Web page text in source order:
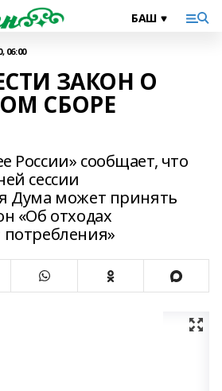
06:00
ЗАКОН О
СБОРЕ
России» сообщает, что
сессии
Дума может принять
«Об отходах
потребления»